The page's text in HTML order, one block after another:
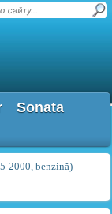
Sonata
2000, benzină)